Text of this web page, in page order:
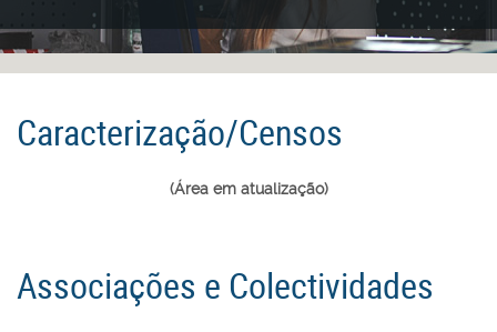
Caracterização/Censos
(Área em atualização)
Associações e Colectividades